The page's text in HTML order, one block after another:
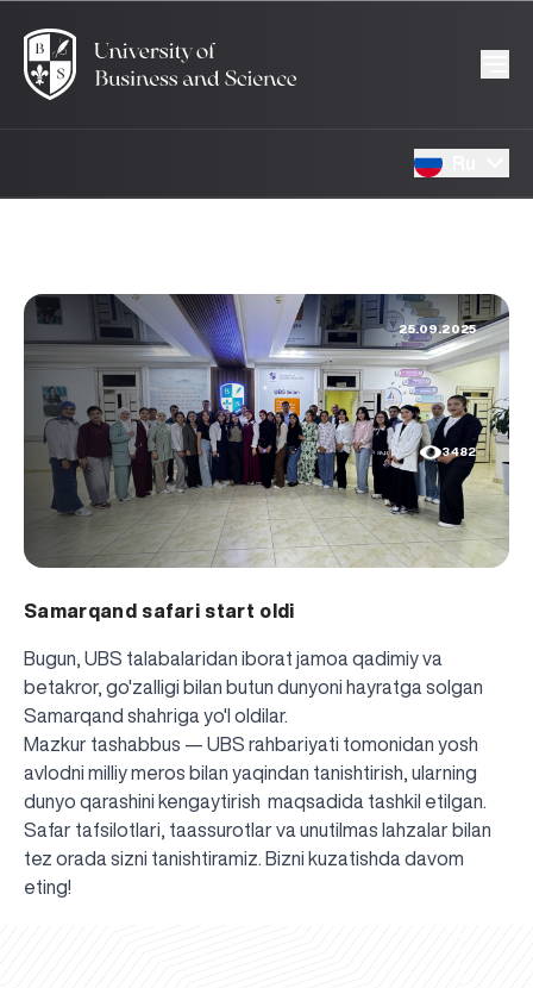
25.09.2025
3482
Samarqand safari start oldi
Bugun, UBS talabalaridan iborat jamoa qadimiy va
betakror, go'zalligi bilan butun dunyoni hayratga solgan
Samarqand shahriga yo'l oldilar.
Mazkur tashabbus — UBS rahbariyati tomonidan yosh
avlodni milliy meros bilan yaqindan tanishtirish, ularning
dunyo qarashini kengaytirish maqsadida tashkil etilgan.
Safar tafsilotlari, taassurotlar va unutilmas lahzalar bilan
tez orada sizni tanishtiramiz. Bizni kuzatishda davom
eting!
UBS professori "Yangi O‘zbekiston yosh olimlari"
qatoridan joy oldi!
Вышел новый номер нашей любимой газеты «UBS
Xabarnomasi»!
Анализ деятельности UBS и планы на перспективу
Преподаватели UBS повысили квалификацию в
Кыргызстане
Вперёд к победе, Узбекистан!
НАЗНАЧЕНИЕ
UBS в средствах массовой информации
UBS и выпускники университета удостоены наград
хокимията области
Хотите вывести изучение языка на новый уровень?
Inson kapitaliga yo‘naltirilgan investitsiya — Yangi
O‘zbekiston taraqqiyotining eng muhim tayanchi